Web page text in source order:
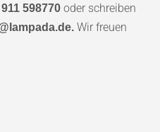
598770 oder schreiben
Wir freuen